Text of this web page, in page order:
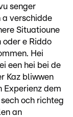
senger
a verschidde
Situatioune
oder e Riddo
Hei
een hei bei de
Kaz bliwwen
Experienz dem
och richteg
an